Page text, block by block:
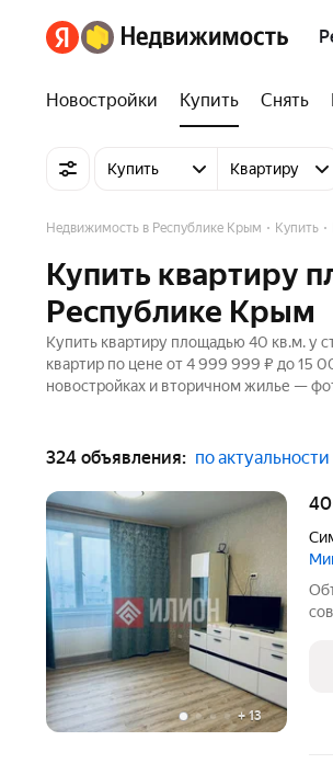
Новостройки Купить Снять
Купить Квартиру
Недвижимость в Республике Крым Купить
Купить квартиру
Республике Крым
Купить квартиру площадью 40 кв.м. у
квартир по цене от 4 999 999 ₽ до 15
новостройках и вторичном жилье —
324 объявления: по актуальности
+13